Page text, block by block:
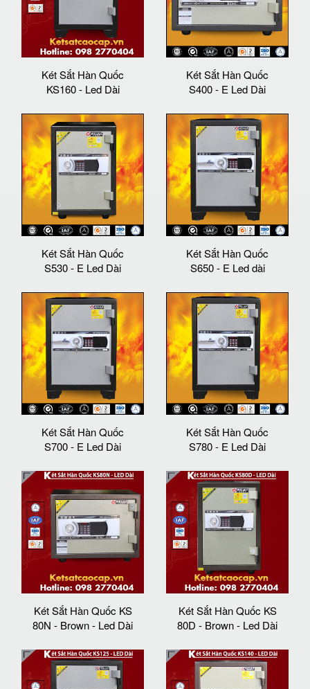
Két Sắt Hàn Quốc
KS160 - Led Dài
Két Sắt Hàn Quốc
S400 - E Led Dài
Két Sắt Hàn Quốc
S530 - E Led Dài
Két Sắt Hàn Quốc
S650 - E Led dài
Két Sắt Hàn Quốc
S700 - E Led Dài
Két Sắt Hàn Quốc
S780 - E Led Dài
Két Sắt Hàn Quốc KS
80N - Brown - Led Dài
Két Sắt Hàn Quốc KS
80D - Brown - Led Dài